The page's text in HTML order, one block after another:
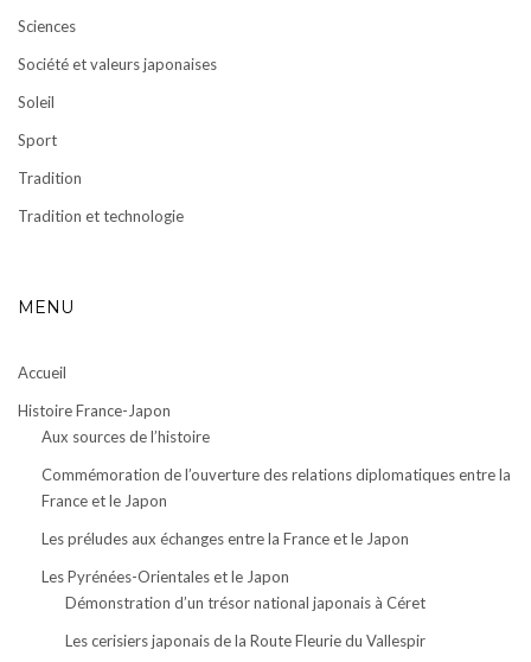
Sciences
Société et valeurs japonaises
Soleil
Sport
Tradition
Tradition et technologie
MENU
Accueil
Histoire France-Japon
Aux sources de l’histoire
Commémoration de l’ouverture des relations diplomatiques entre la
France et le Japon
Les préludes aux échanges entre la France et le Japon
Les Pyrénées-Orientales et le Japon
Démonstration d’un trésor national japonais à Céret
Les cerisiers japonais de la Route Fleurie du Vallespir